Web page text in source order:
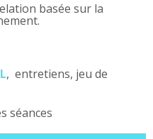
basée sur la
, entretiens, jeu de
séances